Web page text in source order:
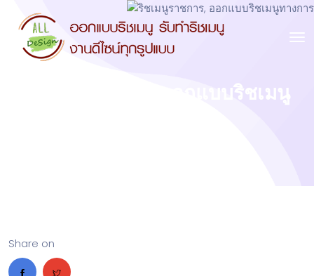
ริชเมนูราชการ, ออกแบบริชเมนู
Share on